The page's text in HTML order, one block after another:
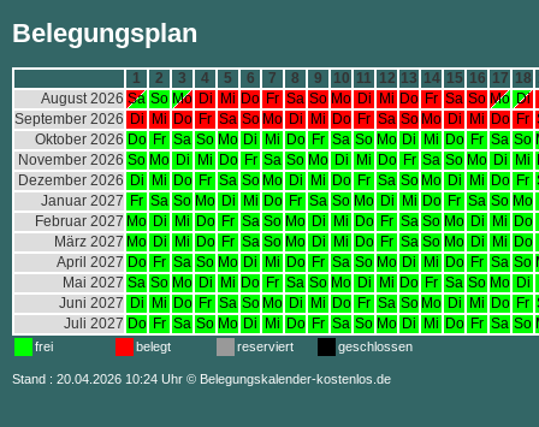
Belegungsplan
1 2 3 4 5 6 7 8 9 10 11 12 13 14 15 16 17 18
August 2026 Sa So Mo Di Mi Do Fr Sa So Mo Di Mi Do Fr Sa So Mo Di
September 2026 Di Mi Do Fr Sa So Mo Di Mi Do Fr Sa So Mo Di Mi Do Fr
Oktober 2026 Do Fr Sa So Mo Di Mi Do Fr Sa So Mo Di Mi Do Fr Sa So
November 2026 So Mo Di Mi Do Fr Sa So Mo Di Mi Do Fr Sa So Mo Di Mi
Dezember 2026 Di Mi Do Fr Sa So Mo Di Mi Do Fr Sa So Mo Di Mi Do Fr
Januar 2027 Fr Sa So Mo Di Mi Do Fr Sa So Mo Di Mi Do Fr Sa So Mo
Februar 2027 Mo Di Mi Do Fr Sa So Mo Di Mi Do Fr Sa So Mo Di Mi Do
März 2027 Mo Di Mi Do Fr Sa So Mo Di Mi Do Fr Sa So Mo Di Mi Do
April 2027 Do Fr Sa So Mo Di Mi Do Fr Sa So Mo Di Mi Do Fr Sa So
Mai 2027 Sa So Mo Di Mi Do Fr Sa So Mo Di Mi Do Fr Sa So Mo Di
Juni 2027 Di Mi Do Fr Sa So Mo Di Mi Do Fr Sa So Mo Di Mi Do Fr
Juli 2027 Do Fr Sa So Mo Di Mi Do Fr Sa So Mo Di Mi Do Fr Sa So
frei belegt reserviert geschlossen
Stand : 20.04.2026 10:24 Uhr © Belegungskalender-kostenlos.de